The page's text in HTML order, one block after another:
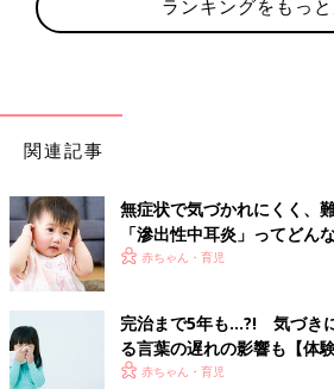
ランキングをもっ
関連記事
無症状で気づかれにくく、
「滲出性中耳炎」ってどん
赤ちゃん・育児
完治まで5年も…?! 気づき
る言葉の遅れの影響も【体験
赤ちゃん・育児